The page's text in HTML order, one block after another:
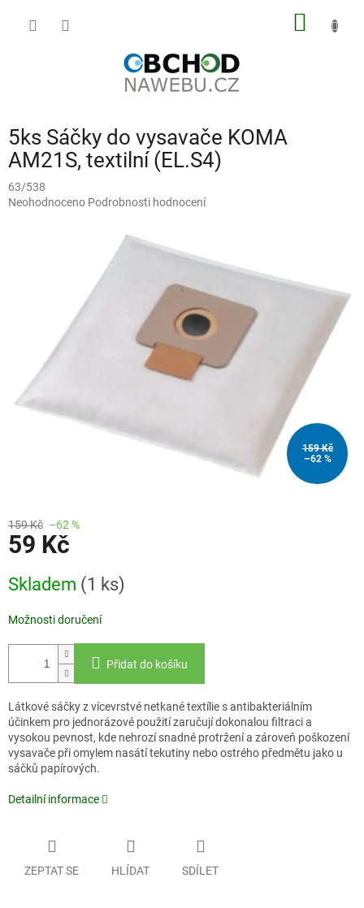
5ks Sáčky do vysavače KOMA
AM21S, textilní (EL.S4)
63/538
Průměrné
Neohodnoceno Podrobnosti hodnocení
159 Kč
–62 %
159 Kč –62 %
59 Kč
cena:
Skladem (1 ks)
Možnosti doručení
Přidat do košíku
Látkové sáčky z vícevrstvé netkané textílie s antibakteriálním
účinkem pro jednorázové použití zaručují dokonalou filtraci a
vysokou pevnost, kde nehrozí snadné protržení a zároveň poškození
vysavače při omylem nasátí tekutiny nebo ostrého předmětu jako u
sáčků papírových.
Detailní informace
ZEPTAT SE HLÍDAT SDÍLET